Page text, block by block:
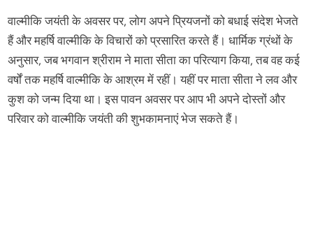
वाल्मीकि जयंती के अवसर पर, लोग अपने प्रियजनों को बधाई संदेश भेजते
हैं और महर्षि वाल्मीकि के विचारों को प्रसारित करते हैं। धार्मिक ग्रंथों के
अनुसार, जब भगवान श्रीराम ने माता सीता का परित्याग किया, तब वह कई
वर्षों तक महर्षि वाल्मीकि के आश्रम में रहीं। यहीं पर माता सीता ने लव और
कुश को जन्म दिया था। इस पावन अवसर पर आप भी अपने दोस्तों और
परिवार को वाल्मीकि जयंती की शुभकामनाएं भेज सकते हैं।